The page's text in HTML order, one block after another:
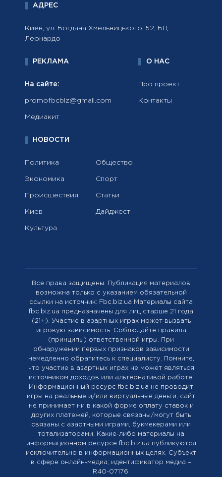
АДРЕС
Киев, ул. Богдана Хмельницького, 52, БЦ
Леонардо
РЕКЛАМА
На сайте:
promofbcbiz@gmail.com
Медиакит
О НАС
Про проект
Контакты
НОВОСТИ
Политика
Экономика
Происшествия
Киев
Культура
Общество
Спорт
Статьи
Дайджест
Все права защищены. Публикация материалов
возможна только с указанием обязательной
ссылки на источник: Fbc.biz.ua Материалы сайта
fbc.biz.ua предназначены для лиц старше 21 года
(21+). Участие в азартных играх может вызвать
игровую зависимость. Соблюдайте правила
(принципы) ответственной игры. При
обнаружении первых признаков зависимости
немедленно обратитесь к специалисту. Помните,
что участие в азартных играх не может являться
источником доходов или альтернативой работе.
Информационный ресурс fbc.biz.ua не проводит
игры на реальные и/или виртуальные деньги, сайт
не принимает ни в какой форме оплату ставок и
других платежей, которые связаны/могут быть
связаны с азартными играми, букмекерами или
тотализаторами. Какие-либо материалы на
информационном ресурсе fbc.biz.ua публикуются
исключительно в информационных целях. Cубъект
в сфере онлайн-медиа; идентификатор медиа –
R40-07176.